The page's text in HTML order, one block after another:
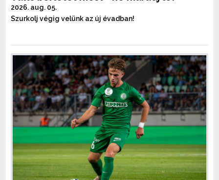
2026. aug. 05.
Szurkolj végig velünk az új évadban!